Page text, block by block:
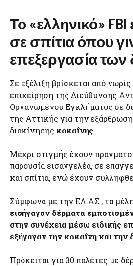
Το «ελληνικό» FBI
σε σπίτια όπου
επεξεργασία
Σε εξέλιξη βρίσκεται από
επιχείρηση της Διεύθυνσης
Οργανωμένου Εγκλήματος σε
της Αττικής για την
διακίνησης κοκαΐνης.
Μέχρι στιγμής έχουν
παρουσία εισαγγελέα, σε
και σπίτια, ενώ έχουν
Σύμφωνα με την ΕΛ.ΑΣ., τα
εισήγαγαν δέρματα
στην συνέχεια μέσω ειδικής
εξήγαγαν την κοκαΐνη και την
Πρόκειται για 30 παλέτες με